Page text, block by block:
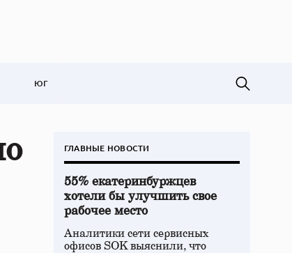
ЮГ
ГЛАВНЫЕ НОВОСТИ
55% екатеринбуржцев
хотели бы улучшить свое
рабочее место
Аналитики сети сервисных
офисов SOK выяснили, что